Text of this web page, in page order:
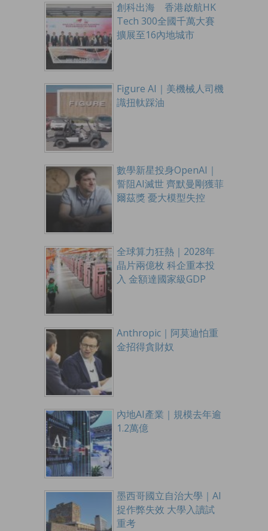
創科出海 香港啟航HK
Tech 300全國千萬大賽
擴展至16內地城市
Figure AI｜美機械人司機
識扭軚踩油
數學新星投身OpenAI｜
誓阻AI滅世 齊默曼剛獲菲
爾茲獎 憂大模型失控
全球算力狂熱｜2028年
晶片兩億枚 科企重本投
入 金額達國家級GDP
Anthropic｜阿莫迪怕重
金招得貪財奴
內地AI產業｜規模去年逾
1.2萬億
墨西哥國立自治大學｜AI
捉作弊失效 大學入讀試
重考